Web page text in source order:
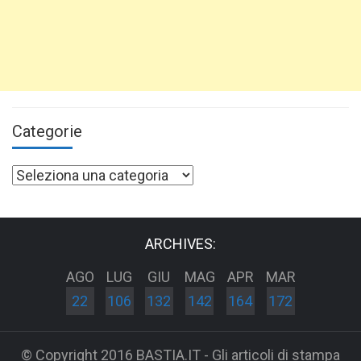
Categorie
Categorie
ARCHIVES:
AGO
22
LUG
106
GIU
132
MAG
142
APR
164
MAR
172
© Copyright 2016 BASTIA.IT - Gli articoli di stampa